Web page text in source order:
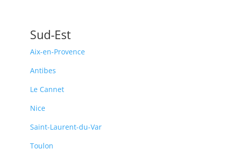
Sud-Est
Aix-en-Provence
Antibes
Le Cannet
Nice
Saint-Laurent-du-Var
Toulon